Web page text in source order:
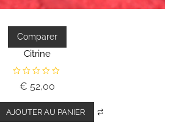
Comparer
Citrine
e
0
€ 52,00
AJOUTER AU PANIER